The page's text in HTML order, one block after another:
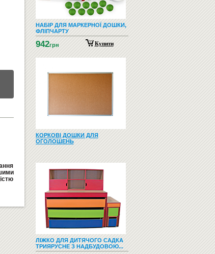
НАБІР ДЛЯ МАРКЕРНОЇ ДОШКИ,
ФЛІПЧАРТУ
942грн Купити
КОРКОВІ ДОШКИ ДЛЯ
ОГОЛОШЕНЬ
ЛІЖКО ДЛЯ ДИТЯЧОГО САДКА
ТРИЯРУСНЕ З НАДБУДОВОЮ...